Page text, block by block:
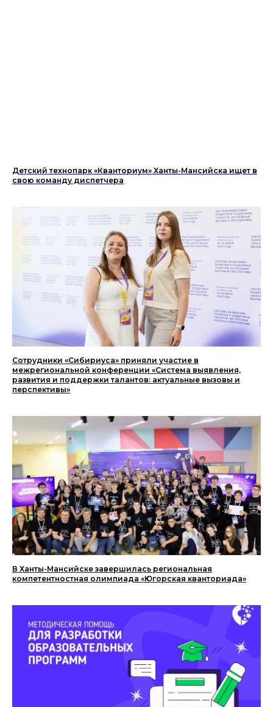
Детский технопарк «Кванториум» Ханты-Мансийска ищет в
свою команду диспетчера
Сотрудники «Сибириуса» приняли участие в
межрегиональной конференции «Система выявления,
развития и поддержки талантов: актуальные вызовы и
перспективы»
В Ханты-Мансийске завершилась региональная
компетентностная олимпиада «Югорская кванториада»